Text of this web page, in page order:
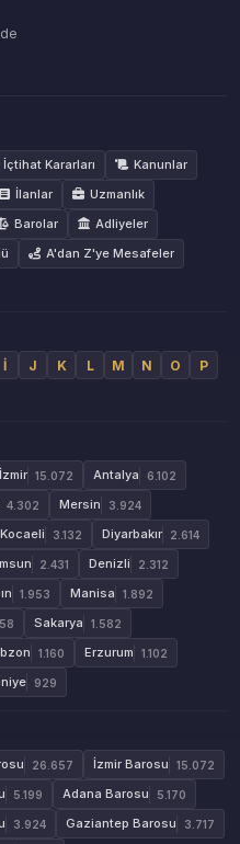
İçtihat Kararları
Kanunlar
İlanlar
Uzmanlık
Barolar
Adliyeler
A'dan Z'ye Mesafeler
İ J K L M N O
P
İzmir 15.072 Antalya 6.102
4.302 Mersin 3.924
Kocaeli 3.132 Diyarbakır 2.614
2.431 Denizli 2.312
1.953 Manisa 1.892
Sakarya 1.582
1.160 Erzurum 1.102
929
26.657 İzmir Barosu 15.072
5.199 Adana Barosu 5.170
3.924 Gaziantep Barosu 3.717